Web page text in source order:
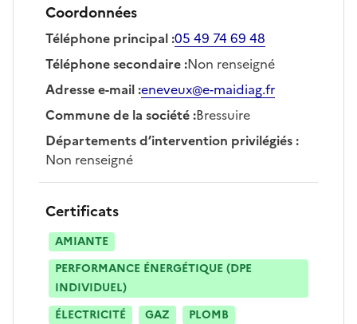
Coordonnées
Téléphone principal:05 49 74 69 48
Téléphone secondaire:Non renseigné
Adresse e-mail:eneveux@e-maidiag.fr
Commune de la société:Bressuire
Départements d’intervention privilégiés:
Non renseigné
Certificats
AMIANTE
PERFORMANCE ÉNERGÉTIQUE (DPE
INDIVIDUEL)
ÉLECTRICITÉ
GAZ
PLOMB